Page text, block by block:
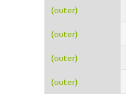
(outer)
(outer)
(outer)
(outer)